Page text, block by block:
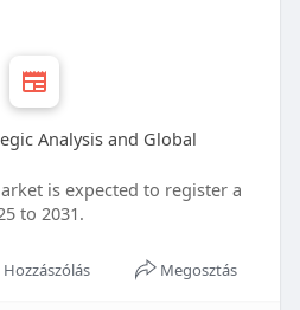
Analysis and Global
is expected to register a
to 2031.
Hozzászólás Megosztás